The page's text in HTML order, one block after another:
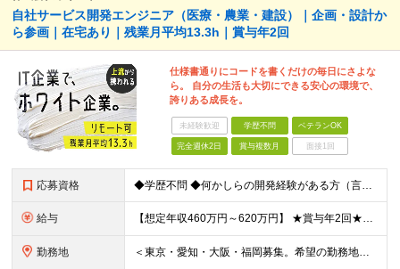
自社サービス開発エンジニア（医療・農業・建設）｜企画・設計か
ら参画｜在宅あり｜残業月平均13.3h｜賞与年2回
仕様書通りにコードを書くだけの毎日にさよな
ら。 自分の生活も大切にできる安心の環境で、
誇りある成長を。
未経験歓迎 学歴不問 ベテランOK
完全週休2日 賞与複数月 面接1回
応募資格 ◆学歴不問 ◆何かしらの開発経験がある方（言語不問） ＜以下のような方を歓迎します＞ ◎自社プロダクト開発に携わりたい方 ◎新しいサービスの企画から挑戦してみたい方 ◎これまでの経験を活かし管理職を
給与 【想定年収460万円～620万円】 ★賞与年2回★勤務地手当あり 月給30万円～41万円 ＜各種手当＞ ■勤務地手当（東京2万円／月、大阪1万円／月、名古屋5000円／月） ■通勤手当（月額5万円ま
勤務地 ＜東京・愛知・大阪・福岡募集。希望の勤務地で働けます＞ 希望通りの配属＆転勤も基本なし！ 「プロジェクト人員の枠を広げたい」などといった、 会社からの強制的な異動・出向依頼はありません。 ■東京オフ